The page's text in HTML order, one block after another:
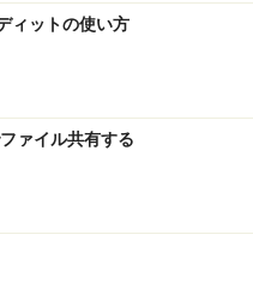
ィットの使い方
ァイル共有する